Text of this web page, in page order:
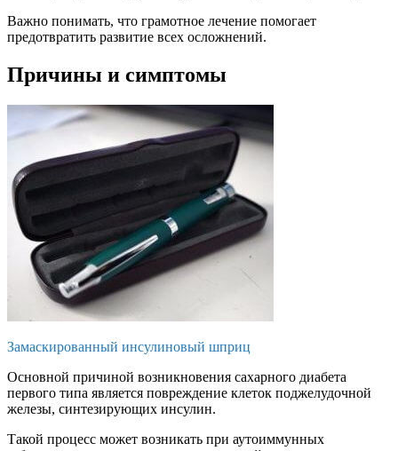
Важно понимать, что грамотное лечение помогает
предотвратить развитие всех осложнений.
Причины и симптомы
Замаскированный инсулиновый шприц
Основной причиной возникновения сахарного диабета
первого типа является повреждение клеток поджелудочной
железы, синтезирующих инсулин.
Такой процесс может возникать при аутоиммунных